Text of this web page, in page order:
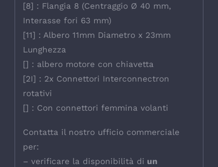
[8] : Flangia 8 (Centraggio Ø 40 mm,
Interasse fori 63 mm)
[11] : Albero 11mm Diametro x 23mm
Lunghezza
[] : albero motore con chiavetta
[2I] : 2x Connettori Interconnectron
rotativi
[] : Con connettori femmina volanti
Contatta il nostro ufficio commerciale
per:
– verificare la disponibilità di un